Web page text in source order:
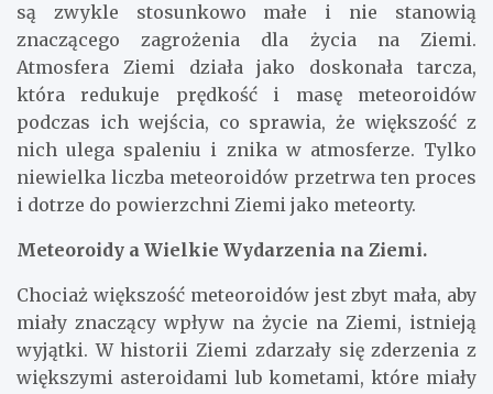
są zwykle stosunkowo małe i nie stanowią
znaczącego zagrożenia dla życia na Ziemi.
Atmosfera Ziemi działa jako doskonała tarcza,
która redukuje prędkość i masę meteoroidów
podczas ich wejścia, co sprawia, że ​​większość z
nich ulega spaleniu i znika w atmosferze. Tylko
niewielka liczba meteoroidów przetrwa ten proces
i dotrze do powierzchni Ziemi jako meteorty.
Meteoroidy a Wielkie Wydarzenia na Ziemi.
Chociaż większość meteoroidów jest zbyt mała, aby
miały znaczący wpływ na życie na Ziemi, istnieją
wyjątki. W historii Ziemi zdarzały się zderzenia z
większymi asteroidami lub kometami, które miały